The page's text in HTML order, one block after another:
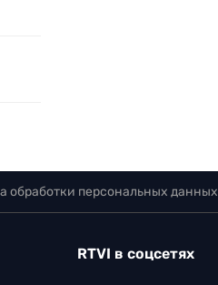
обработки персональных данных
RTVI в соцсетях